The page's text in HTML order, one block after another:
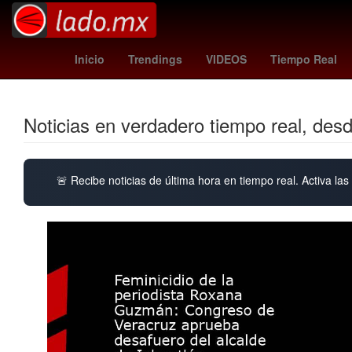
Inicio Trendings VIDEOS Tiempo Real
Aguascalientes Brasil
Noticias en verdadero tiempo real,
🚨 Recibe noticias de última hora en tiempo real. Activa